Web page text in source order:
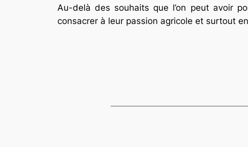
Au-delà des souhaits que l’on peut avoir
consacrer à leur passion agricole et surtout